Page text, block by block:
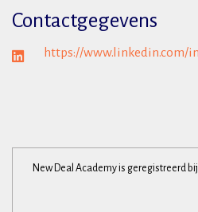
Contactgegevens
https://www.linkedin.com/
New Deal Academy is geregistreerd